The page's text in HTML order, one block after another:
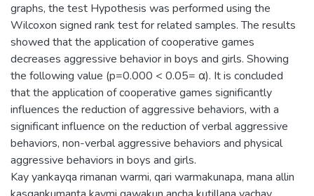
graphs, the test Hypothesis was performed using the
Wilcoxon signed rank test for related samples. The results
showed that the application of cooperative games
decreases aggressive behavior in boys and girls. Showing
the following value (p=0.000 < 0.05= α). It is concluded
that the application of cooperative games significantly
influences the reduction of aggressive behaviors, with a
significant influence on the reduction of verbal aggressive
behaviors, non-verbal aggressive behaviors and physical
aggressive behaviors in boys and girls.
Kay yankayqa rimanan warmi, qari warmakunapa, mana allin